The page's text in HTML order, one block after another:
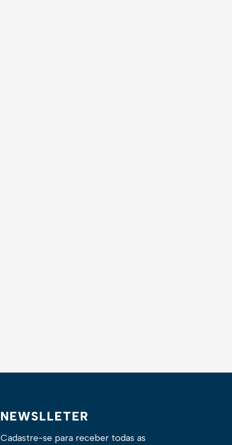
NEWSLLETER
Cadastre-se para receber todas as